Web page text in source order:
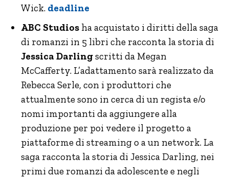
Wick. deadline
ABC Studios ha acquistato i diritti della saga
di romanzi in 5 libri che racconta la storia di
Jessica Darlingscritti da Megan
McCafferty. L’adattamento sarà realizzato da
Rebecca Serle, con i produttori che
attualmente sono in cerca di un regista e/o
nomi importanti da aggiungere alla
produzione per poi vedere il progetto a
piattaforme di streaming o a un network. La
saga racconta la storia di Jessica Darling, nei
primi due romanzi da adolescente e negli